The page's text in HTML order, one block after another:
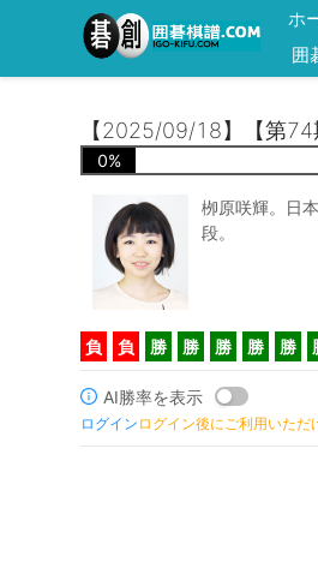
ホ
囲
【2025/09/18】【第
0%
栁原咲輝。日
段。
負 負 勝 勝 勝 勝 勝
AI勝率を表示
ログイン ログイン後にご利用いただ